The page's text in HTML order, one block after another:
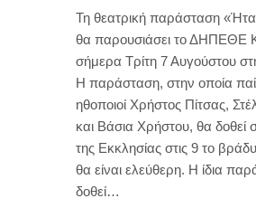
Τη θεατρική παράσταση
θα παρουσιάσει το ΔΗΠΕΘΕ
σήμερα Τρίτη 7 Αυγούστου
Η παράσταση, στην οποία
ηθοποιοί Χρήστος Πίτσας,
και Βάσια Χρήστου, θα δοθεί
της Εκκλησίας στις 9 το
θα είναι ελεύθερη. Η ίδια
δοθεί…